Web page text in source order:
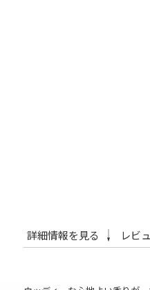
詳細情報を見る レビ